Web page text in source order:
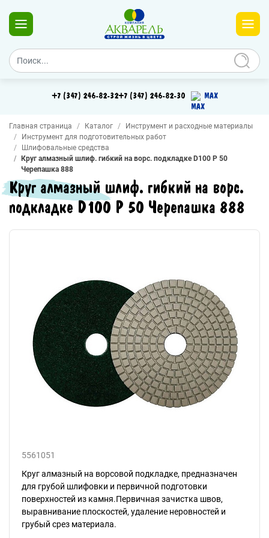
+7 (347) 246-82-32+7 (347) 246-82-30 MAX
Главная страница Каталог
Инструмент и расходные материалы
Инструмент для подготовительных работ
Шлифовальные средства
Круг алмазный шлиф. гибкий на ворс. подкладке D100 Р 50
Черепашка 888
Круг алмазный шлиф. гибкий на ворс.
подкладке D100 Р 50 Черепашка 888
5561051
Круг алмазный на ворсовой подкладке, предназначен
для грубой шлифовки и первичной подготовки
поверхностей из камня.Первичная зачистка швов,
выравнивание плоскостей, удаление неровностей и
грубый срез материала.